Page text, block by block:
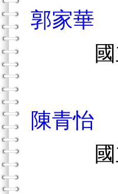
郭家華
國立
陳青怡
國立